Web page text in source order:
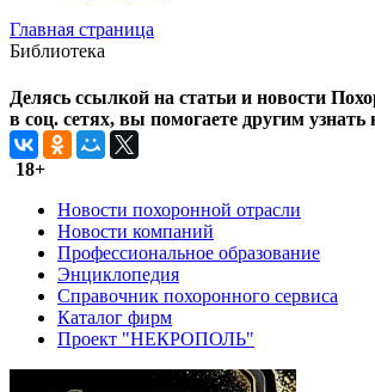
Главная страница
Библиотека
Делясь ссылкой на статьи и новости
в соц. сетях, вы помогаете другим узнать
18+
Новости похоронной отрасли
Новости компаний
Профессиональное образование
Энциклопедия
Справочник похоронного сервиса
Каталог фирм
Проект "НЕКРОПОЛЬ"